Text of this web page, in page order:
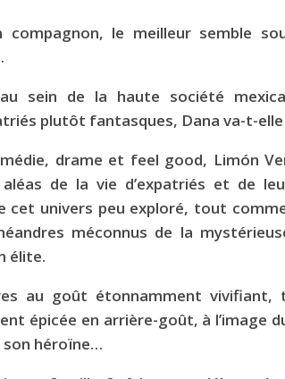
le meilleur semble
sein de la haute société
plutôt fantasques, Dana va-t-elle
drame et feel good, Limón
de la vie d’expatriés et de
cet univers peu exploré, tout
méconnus de la
élite.
au goût étonnamment vivifiant,
épicée en arrière-goût, à l’image
son héroïne…